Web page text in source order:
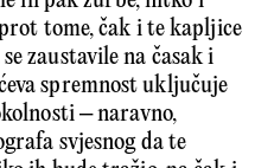
tome, čak i te kapljice
zaustavile na časak i
spremnost uključuje
– naravno,
svjesnog da te